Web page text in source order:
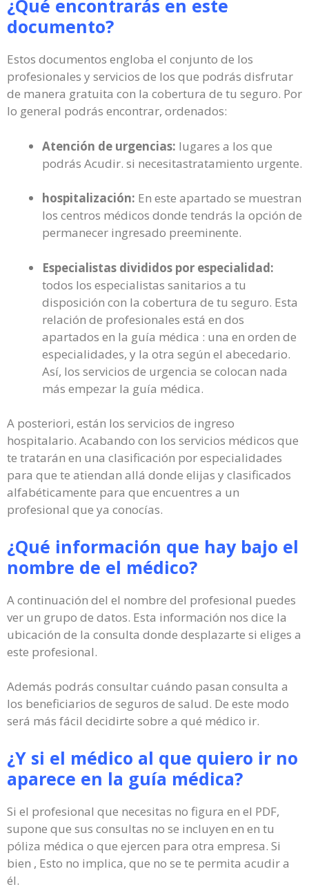
¿Qué encontrarás en este
documento?
Estos documentos engloba el conjunto de los
profesionales y servicios de los que podrás disfrutar
de manera gratuita con la cobertura de tu seguro. Por
lo general podrás encontrar, ordenados:
Atención de urgencias: lugares a los que
podrás Acudir. si necesitastratamiento urgente.
hospitalización: En este apartado se muestran
los centros médicos donde tendrás la opción de
permanecer ingresado preeminente.
Especialistas divididos por especialidad:
todos los especialistas sanitarios a tu
disposición con la cobertura de tu seguro. Esta
relación de profesionales está en dos
apartados en la guía médica : una en orden de
especialidades, y la otra según el abecedario.
Así, los servicios de urgencia se colocan nada
más empezar la guía médica.
A posteriori, están los servicios de ingreso
hospitalario. Acabando con los servicios médicos que
te tratarán en una clasificación por especialidades
para que te atiendan allá donde elijas y clasificados
alfabéticamente para que encuentres a un
profesional que ya conocías.
¿Qué información que hay bajo el
nombre de el médico?
A continuación del el nombre del profesional puedes
ver un grupo de datos. Esta información nos dice la
ubicación de la consulta donde desplazarte si eliges a
este profesional.
Además podrás consultar cuándo pasan consulta a
los beneficiarios de seguros de salud. De este modo
será más fácil decidirte sobre a qué médico ir.
¿Y si el médico al que quiero ir no
aparece en la guía médica?
Si el profesional que necesitas no figura en el PDF,
supone que sus consultas no se incluyen en en tu
póliza médica o que ejercen para otra empresa. Si
bien , Esto no implica, que no se te permita acudir a
él.